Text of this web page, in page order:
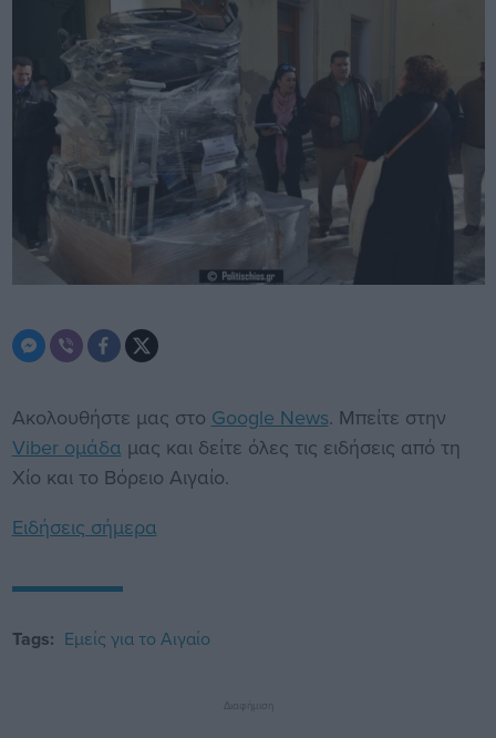
Ακολουθήστε μας στο Google News. Μπείτε στην
Viber ομάδα μας και δείτε όλες τις ειδήσεις από τη
Χίο και το Βόρειο Αιγαίο.
Ειδήσεις σήμερα
Tags: Εμείς για το Αιγαίο
Διαφήμιση